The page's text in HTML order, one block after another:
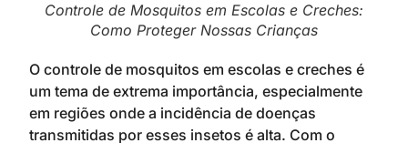
Controle de Mosquitos em Escolas e Creches:
Como Proteger Nossas Crianças
O controle de mosquitos em escolas e creches é
um tema de extrema importância, especialmente
em regiões onde a incidência de doenças
transmitidas por esses insetos é alta. Com o